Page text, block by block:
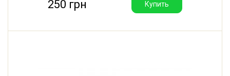
250 грн Купить